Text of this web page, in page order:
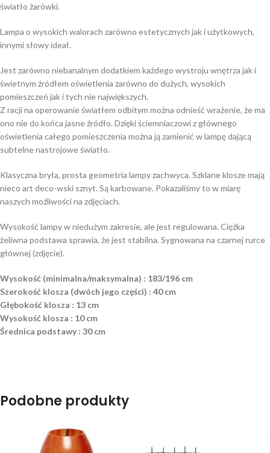
światło żarówki.
Lampa o wysokich walorach zarówno estetycznych jak i użytkowych,
innymi słowy ideał.
Jest zarówno niebanalnym dodatkiem każdego wystroju wnętrza jak i
świetnym źródłem oświetlenia zarówno do dużych, wysokich
pomieszczeń jak i tych nie największych.
Z racji na operowanie światłem odbitym można odnieść wrażenie, że ma
ono nie do końca jasne źródło. Dzięki ściemniaczowi z głównego
oświetlenia całego pomieszczenia można ją zamienić w lampę dającą
subtelne nastrojowe światło.
Klasyczna bryła, prosta geometria lampy zachwyca. Szklane klosze mają
nieco art deco-wski sznyt. Są karbowane. Pokazaliśmy to w miarę
naszych możliwości na zdjęciach.
Wysokość lampy w niedużym zakresie, ale jest regulowana. Ciężka
żeliwna podstawa sprawia, że jest stabilna. Sygnowana na czarnej rurce
głównej (zdjęcie).
Wysokość (minimalna/maksymalna) : 183/196 cm
Szerokość klosza (dwóch jego części) : 40 cm
Głębokość klosza : 13 cm
Wysokość klosza : 10 cm
Średnica podstawy : 30 cm
Podobne produkty